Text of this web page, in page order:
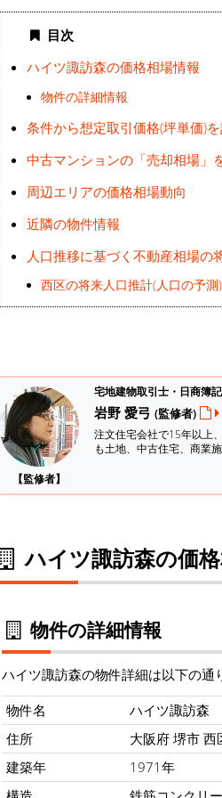
目次
ハイツ諏訪森の価格相場情報
物件の詳細情報
条件から想定取引価格(坪単価)
中古マンションの「売却相場」
周辺エリアの価格相場動向
近隣の物件情報
人口推移に基づく不動産相場の
西区の将来人口推計(人口の予測)
【監修者】
宅地建物取引士・日商簿
岩野 愛弓 (監修者)
注文住宅会社で15年以上
も土地、中古住宅、商業
ハイツ諏訪森の価
物件の詳細情報
ハイツ諏訪森の物件詳細は以下の通
物件名
ハイツ諏訪森
住所
大阪府 堺市
建築年
1971年